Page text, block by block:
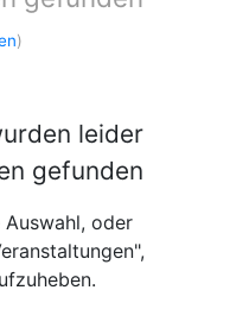
)
leider
gefunden
Auswahl, oder